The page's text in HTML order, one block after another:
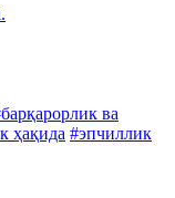
ва
ҳақида #эпчиллик